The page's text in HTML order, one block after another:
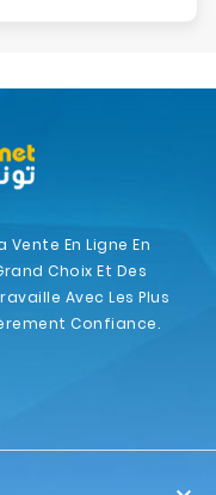
En Ligne En
Choix Et Des
Avec Les Plus
Confiance.